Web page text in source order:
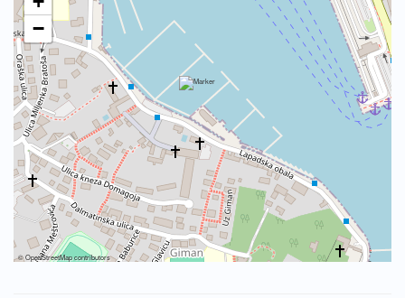
−
©OpenStreetMapcontributors